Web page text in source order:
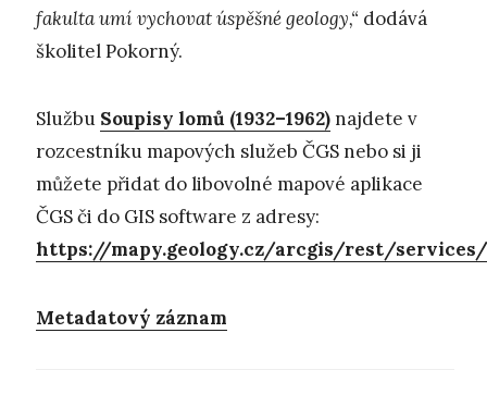
fakulta umí vychovat úspěšné geology,“ dodává
školitel Pokorný.
Službu Soupisy lomů (1932–1962)najdete v
rozcestníku mapových služeb ČGS nebo si ji
můžete přidat do libovolné mapové aplikace
ČGS či do GIS software z adresy:
https://mapy.geology.cz/arcgis/rest/
Metadatový záznam